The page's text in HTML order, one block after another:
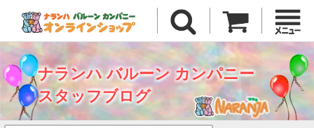
ナランハ バルーン カンパニー
スタッフブログ